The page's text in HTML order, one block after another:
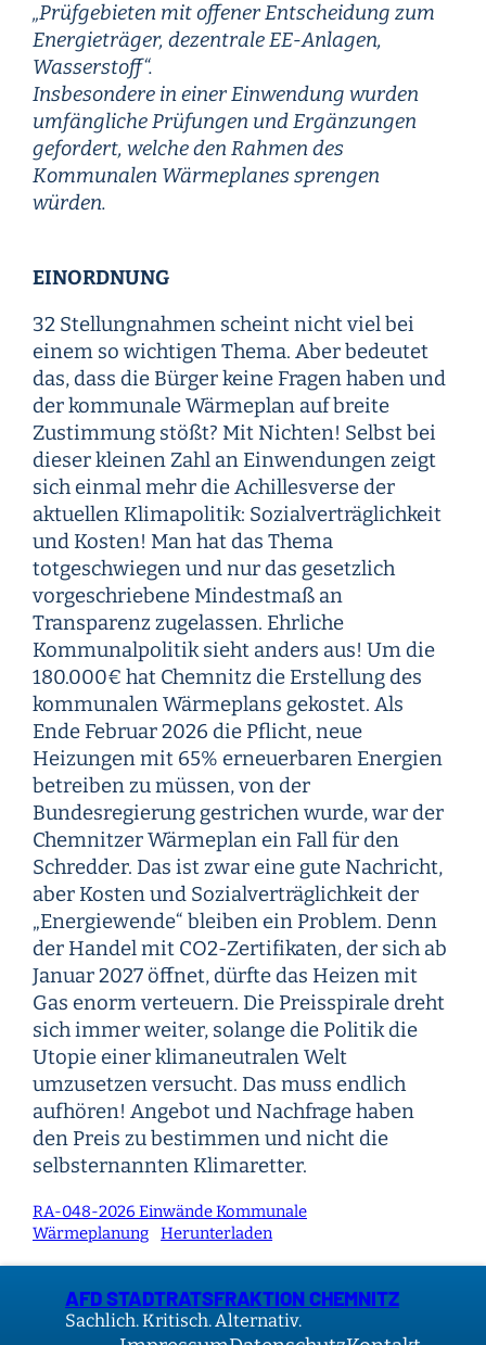
„Prüfgebieten mit offener Entscheidung zum
Energieträger, dezentrale EE-Anlagen,
Wasserstoff“.
Insbesondere in einer Einwendung wurden
umfängliche Prüfungen und Ergänzungen
gefordert, welche den Rahmen des
Kommunalen Wärmeplanes sprengen
würden.
EINORDNUNG
32 Stellungnahmen scheint nicht viel bei
einem so wichtigen Thema. Aber bedeutet
das, dass die Bürger keine Fragen haben und
der kommunale Wärmeplan auf breite
Zustimmung stößt? Mit Nichten! Selbst bei
dieser kleinen Zahl an Einwendungen zeigt
sich einmal mehr die Achillesverse der
aktuellen Klimapolitik: Sozialverträglichkeit
und Kosten! Man hat das Thema
totgeschwiegen und nur das gesetzlich
vorgeschriebene Mindestmaß an
Transparenz zugelassen. Ehrliche
Kommunalpolitik sieht anders aus! Um die
180.000€ hat Chemnitz die Erstellung des
kommunalen Wärmeplans gekostet. Als
Ende Februar 2026 die Pflicht, neue
Heizungen mit 65% erneuerbaren Energien
betreiben zu müssen, von der
Bundesregierung gestrichen wurde, war der
Chemnitzer Wärmeplan ein Fall für den
Schredder. Das ist zwar eine gute Nachricht,
aber Kosten und Sozialverträglichkeit der
„Energiewende“ bleiben ein Problem. Denn
der Handel mit CO2-Zertifikaten, der sich ab
Januar 2027 öffnet, dürfte das Heizen mit
Gas enorm verteuern. Die Preisspirale dreht
sich immer weiter, solange die Politik die
Utopie einer klimaneutralen Welt
umzusetzen versucht. Das muss endlich
aufhören! Angebot und Nachfrage haben
den Preis zu bestimmen und nicht die
selbsternannten Klimaretter.
RA-048-2026 Einwände Kommunale
Wärmeplanung
Herunterladen
AFD STADTRATSFRAKTION CHEMNITZ
Sachlich. Kritisch. Alternativ.